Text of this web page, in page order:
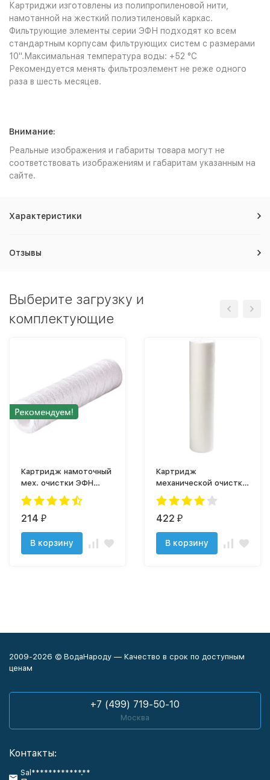
Картриджи изготовлены из полипропиленовой нити,
намотанной на жесткий полиэтиленовый каркас.
Фильтрующие элементы серии ЭФН подходят ко всем
стандартным корпусам фильтрующих систем с размерами
10".Максимальная температура воды: +52 °С
Рекомендуется менять фильтроэлемент не реже одного
раза в шесть месяцев.
Внимание:
Реальные изображения и габариты товара могут не
соответствовать изображениям и габаритам указанным на
сайте.
Характеристики
Отзывы
Выберите загрузку и
комплектующие
Картридж намоточный
мех. очистки ЭФН
60/250-5
214 ₽
В корзину
Картридж
механической очистки
ЭФГ 63/508-1
422 ₽
В корзину
2009-2026 © ВодаНароду — Качество в срок по доступным
ценам
+7 (499) 719-50-10
Москва
Контакты:
Sal************.**